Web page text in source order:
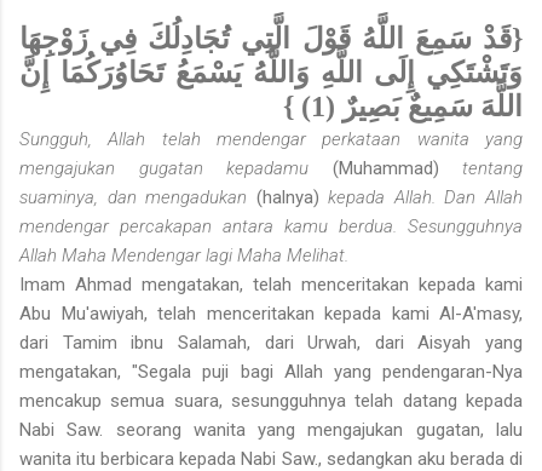
{قَدْ سَمِعَ اللَّهُ قَوْلَ الَّتِي تُجَادِلُكَ فِي زَوْجِهَا
وَتَشْتَكِي إِلَى اللَّهِ وَاللَّهُ يَسْمَعُ تَحَاوُرَكُمَا إِنَّ
اللَّهَ سَمِيعٌ بَصِيرٌ (1) }
Sungguh, Allah telah mendengar perkataan wanita yang
mengajukan gugatan kepadamu (Muhammad) tentang
suaminya, dan mengadukan (halnya)kepada Allah. Dan Allah
mendengar percakapan antara kamu berdua. Sesungguhnya
Allah Maha Mendengar lagi Maha Melihat.
Imam Ahmad mengatakan, telah menceritakan kepada kami
Abu Mu'awiyah, telah menceritakan kepada kami Al-A'masy,
dari Tamim ibnu Salamah, dari Urwah, dari Aisyah yang
mengatakan, "Segala puji bagi Allah yang pendengaran-Nya
mencakup semua suara, sesungguhnya telah datang kepada
Nabi Saw. seorang wanita yang mengajukan gugatan, lalu
wanita itu berbicara kepada Nabi Saw., sedangkan aku berada di